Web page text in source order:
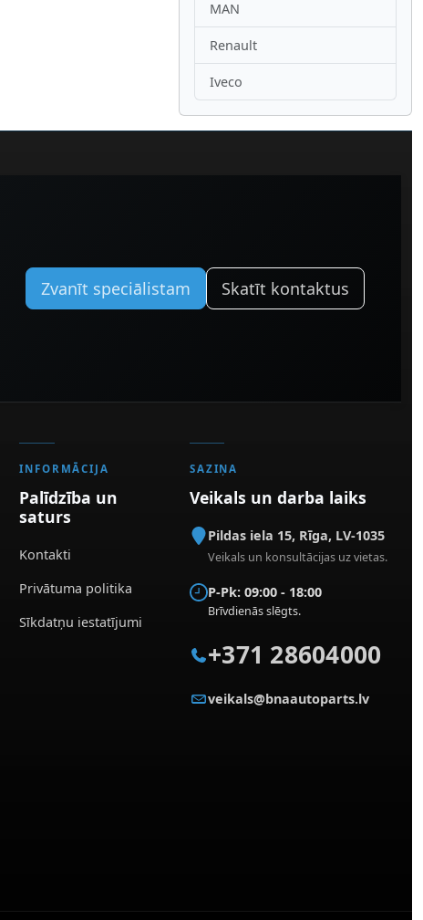
MAN
Renault
Iveco
Zvanīt speciālistam Skatīt kontaktus
INFORMĀCIJA
Palīdzība un
saturs
Kontakti
Privātuma politika
Sīkdatņu iestatījumi
SAZIŅA
Veikals un darba laiks
Pildas iela 15, Rīga, LV-1035
Veikals un konsultācijas uz vietas.
P-Pk: 09:00 - 18:00
Brīvdienās slēgts.
+371 28604000
veikals@bnaautoparts.lv